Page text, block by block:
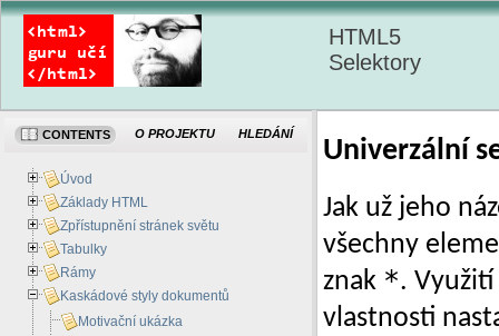
HTML5
Selektory
Univerzální
Jak už jeho
všechny
znak *.
vlastnosti
CONTENTS O PROJEKTU HLEDÁNÍ
Úvod
Základy HTML
Zpřístupnění stránek světu
Tabulky
Rámy
Kaskádové styly dokumentů
Motivační ukázka